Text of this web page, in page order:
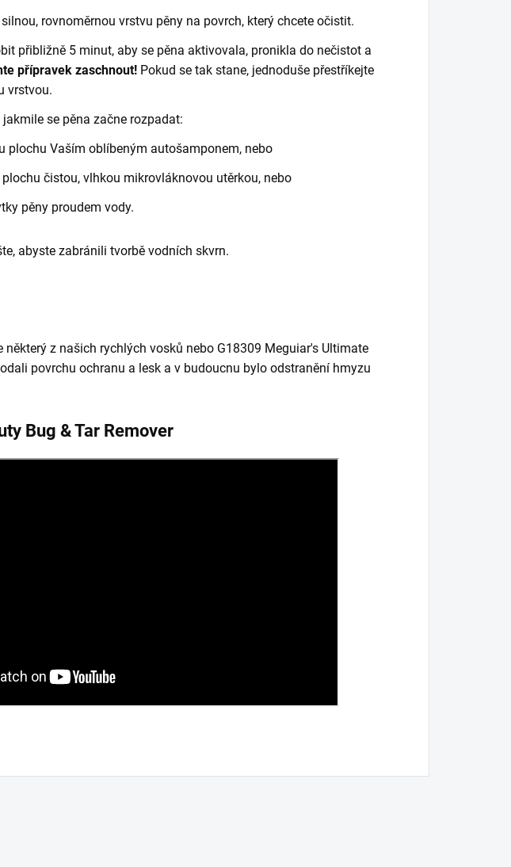
rovnoměrnou vrstvu pěny na povrch, který chcete očistit.
přibližně 5 minut, aby se pěna aktivovala, pronikla do nečistot a
přípravek zaschnout! Pokud se tak stane, jednoduše přestříkejte
vrstvou.
se pěna začne rozpadat:
plochu Vaším oblíbeným autošamponem, nebo
čistou, vlhkou mikrovláknovou utěrkou, nebo
pěny proudem vody.
abyste zabránili tvorbě vodních skvrn.
některý z našich rychlých vosků nebo G18309 Meguiar's Ultimate
povrchu ochranu a lesk a v budoucnu bylo odstranění hmyzu
Bug & Tar Remover